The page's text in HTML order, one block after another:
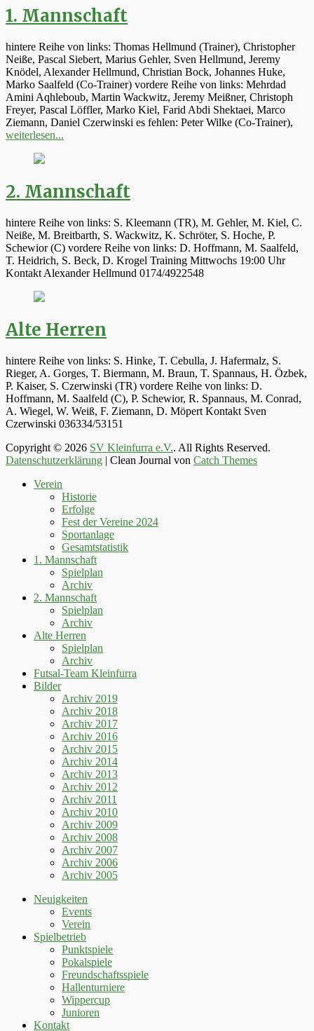
1. Mannschaft
hintere Reihe von links: Thomas Hellmund (Trainer), Christopher
Neiße, Pascal Siebert, Marius Gehler, Sven Hellmund, Jeremy
Knödel, Alexander Hellmund, Christian Bock, Johannes Huke,
Marko Saalfeld (Co-Trainer) vordere Reihe von links: Mehrdad
Amini Aqhleboub, Martin Wackwitz, Jeremy Meißner, Christoph
Freyer, Pascal Löffler, Marko Kiel, Farid Abdi Shektaei, Marco
Ziemann, Daniel Czerwinski es fehlen: Peter Wilke (Co-Trainer),
weiterlesen...
2. Mannschaft
hintere Reihe von links: S. Kleemann (TR), M. Gehler, M. Kiel, C.
Neiße, M. Breitbarth, S. Wackwitz, K. Schröter, S. Hoche, P.
Schewior (C) vordere Reihe von links: D. Hoffmann, M. Saalfeld,
T. Heidrich, S. Beck, D. Krogel Training Mittwochs 19:00 Uhr
Kontakt Alexander Hellmund 0174/4922548
Alte Herren
hintere Reihe von links: S. Hinke, T. Cebulla, J. Hafermalz, S.
Rieger, A. Gorges, T. Biermann, M. Braun, T. Spannaus, H. Özbek,
P. Kaiser, S. Czerwinski (TR) vordere Reihe von links: D.
Hoffmann, M. Saalfeld (C), P. Schewior, R. Spannaus, M. Conrad,
A. Wiegel, W. Weiß, F. Ziemann, D. Möpert Kontakt Sven
Czerwinski 036334/53151
Copyright © 2026 SV Kleinfurra e.V.. All Rights Reserved.
Datenschutzerklärung | Clean Journal von Catch Themes
scrollenVerein
Historie
Erfolge
Fest der Vereine 2024
Sportanlage
Gesamtstatistik
1. Mannschaft
Spielplan
Archiv
2. Mannschaft
Spielplan
Archiv
Alte Herren
Spielplan
Archiv
Futsal-Team Kleinfurra
Bilder
Archiv 2019
Archiv 2018
Archiv 2017
Archiv 2016
Archiv 2015
Archiv 2014
Archiv 2013
Archiv 2012
Archiv 2011
Archiv 2010
Archiv 2009
Archiv 2008
Archiv 2007
Archiv 2006
Archiv 2005
Neuigkeiten
Events
Verein
Spielbetrieb
Punktspiele
Pokalspiele
Freundschaftsspiele
Hallenturniere
Wippercup
Junioren
Kontakt